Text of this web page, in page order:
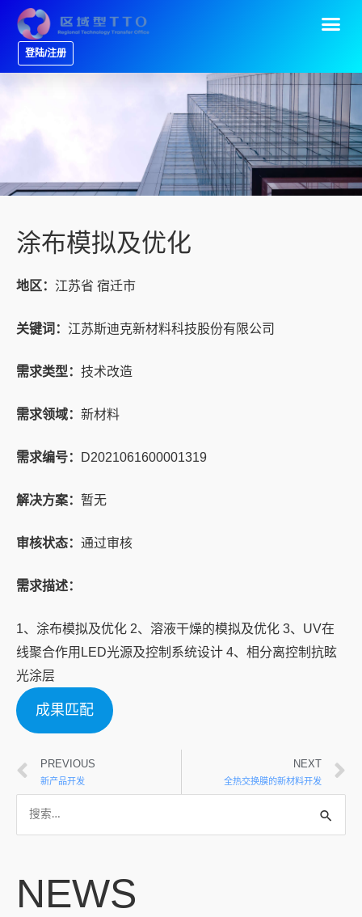
登陆/注册
涂布模拟及优化
地区： 江苏省 宿迁市
关键词： 江苏斯迪克新材料科技股份有限公司
需求类型： 技术改造
需求领域： 新材料
需求编号： D2021061600001319
解决方案： 暂无
审核状态： 通过审核
需求描述：
1、涂布模拟及优化 2、溶液干燥的模拟及优化 3、UV在
线聚合作用LED光源及控制系统设计 4、相分离控制抗眩
光涂层
成果匹配
PREVIOUS
新产品开发
NEXT
全热交换膜的新材料开发
NEWS